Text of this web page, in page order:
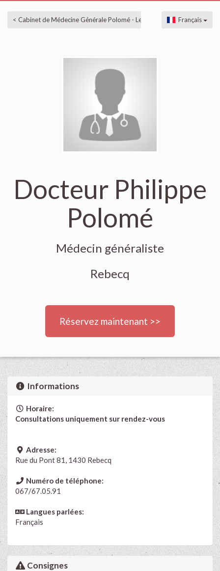
< Cabinet de Médecine Générale Polomé - Lebrun Français
Docteur Philippe
Polomé
Médecin généraliste
Rebecq
Réservez maintenant >>
Informations
Horaire:
Consultations uniquement sur rendez-vous
Adresse:
Rue du Pont 81, 1430 Rebecq
Numéro de téléphone:
067/67.05.91
Langues parlées:
Français
Consignes